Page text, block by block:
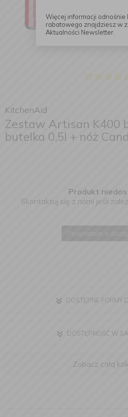
KitchenAid
Zestaw Artisan K400
butelka 0,5l + nóż
Produkt
Skontaktuj się z nami jeśli
Powiadom o
DOSTĘPNE FORMY
DOSTĘPNOŚĆ W
Zobacz całą
Więcej informacji odnośnie
rabatowego znajdziesz w
Aktualności Newsletter.